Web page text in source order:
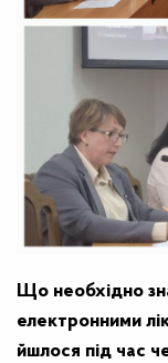
Що необхідно
електронними
йшлося під час